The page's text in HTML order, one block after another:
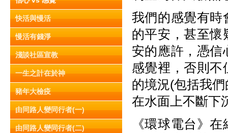
快活與慢活
慢活有錢淨
淺談社區宣教
一生之計在於神
豬年大檢疫
由同路人變同行者(一)
由同路人變同行者(二)
我們的感覺有時
的平安，甚至懷
安的應許，憑信
感覺裡，否則不
的境況(包括我
在水面上不斷下
《環球電台》